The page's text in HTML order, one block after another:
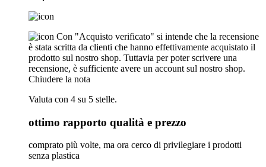
Con "Acquisto verificato" si intende che la recensione
è stata scritta da clienti che hanno effettivamente acquistato il
prodotto sul nostro shop. Tuttavia per poter scrivere una
recensione, è sufficiente avere un account sul nostro shop.
Chiudere la nota
Valuta con 4 su 5 stelle.
ottimo rapporto qualità e prezzo
comprato più volte, ma ora cerco di privilegiare i prodotti
senza plastica